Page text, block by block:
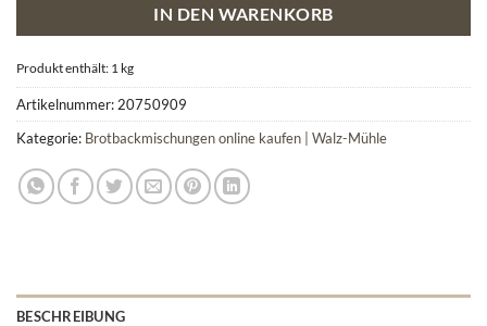
IN DEN WARENKORB
Produkt enthält: 1 kg
Artikelnummer: 20750909
Kategorie: Brotbackmischungen online kaufen | Walz-Mühle
BESCHREIBUNG